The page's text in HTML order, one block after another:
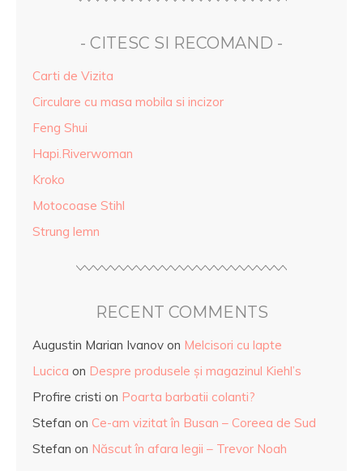
- CITESC SI RECOMAND -
Carti de Vizita
Circulare cu masa mobila si incizor
Feng Shui
Hapi.Riverwoman
Kroko
Motocoase Stihl
Strung lemn
RECENT COMMENTS
Augustin Marian Ivanov on Melcisori cu lapte
Lucica on Despre produsele și magazinul Kiehl’s
Profire cristi on Poarta barbatii colanti?
Stefan on Ce-am vizitat în Busan – Coreea de Sud
Stefan on Născut în afara legii – Trevor Noah